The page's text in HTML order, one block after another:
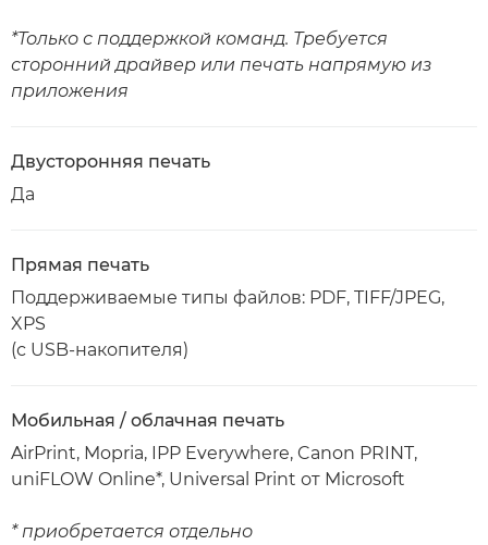
*Только с поддержкой команд. Требуется
сторонний драйвер или печать напрямую из
приложения
Двусторонняя печать
Да
Прямая печать
Поддерживаемые типы файлов: PDF, TIFF/JPEG,
XPS
(с USB-накопителя)
Мобильная / облачная печать
AirPrint, Mopria, IPP Everywhere, Canon PRINT,
uniFLOW Online*, Universal Print от Microsoft
* приобретается отдельно